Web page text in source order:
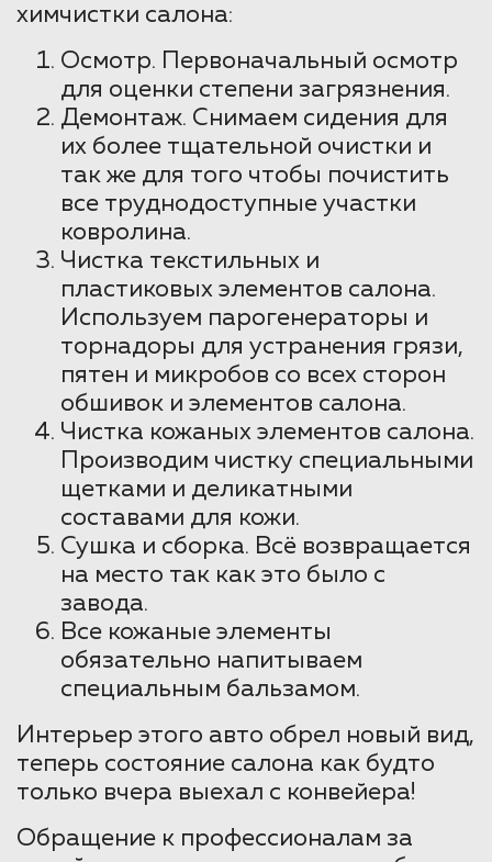
химчистки салона:
Осмотр. Первоначальный осмотр
для оценки степени загрязнения.
Демонтаж. Снимаем сидения для
их более тщательной очистки и
так же для того чтобы почистить
все труднодоступные участки
ковролина.
Чистка текстильных и
пластиковых элементов салона.
Используем парогенераторы и
торнадоры для устранения грязи,
пятен и микробов со всех сторон
обшивок и элементов салона.
Чистка кожаных элементов салона.
Производим чистку специальными
щетками и деликатными
составами для кожи.
Сушка и сборка. Всё возвращается
на место так как это было с
завода.
Все кожаные элементы
обязательно напитываем
специальным бальзамом.
Интерьер этого авто обрел новый вид,
теперь состояние салона как будто
только вчера выехал с конвейера!
Обращение к профессионалам за